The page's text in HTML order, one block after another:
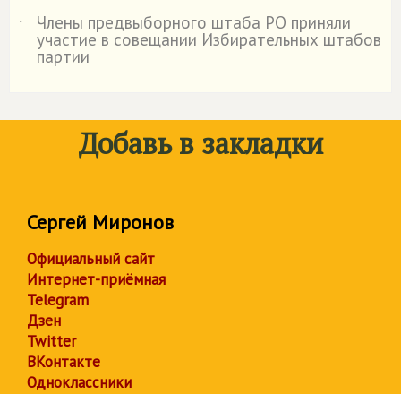
˙
Члены предвыборного штаба РО приняли
участие в совещании Избирательных штабов
партии
Добавь в закладки
Сергей Миронов
Официальный сайт
Интернет-приёмная
Telegram
Дзен
Twitter
ВКонтакте
Одноклассники